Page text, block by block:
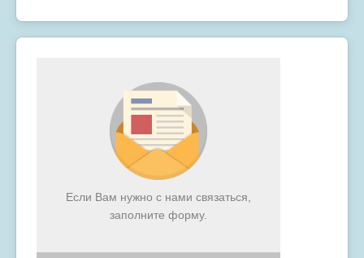
Если Вам нужно с нами связаться,
заполните форму.